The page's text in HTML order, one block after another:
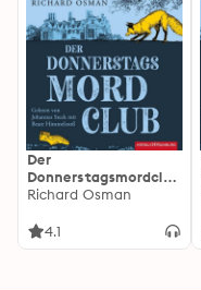
Der
Donnerstagsmordclub
(Die Mordclub-Serie 1)
Richard Osman
4.1